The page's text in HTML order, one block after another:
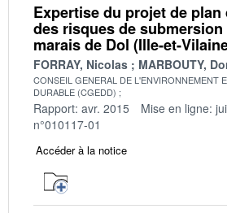
Expertise du projet de plan
des risques de
marais de Dol (Ille-et-
FORRAY, Nicolas MARBOUTY,
CONSEIL GENERAL DE L'ENVIRONNEMENT
DURABLE (CGEDD)
Rapport: avr. 2015 Mise en ligne:
n°010117-01
Accéder à la notice